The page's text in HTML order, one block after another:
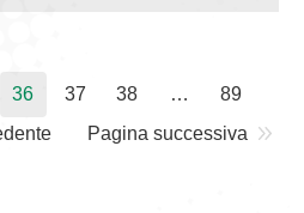
36 37 38 …
89
Pagina successiva